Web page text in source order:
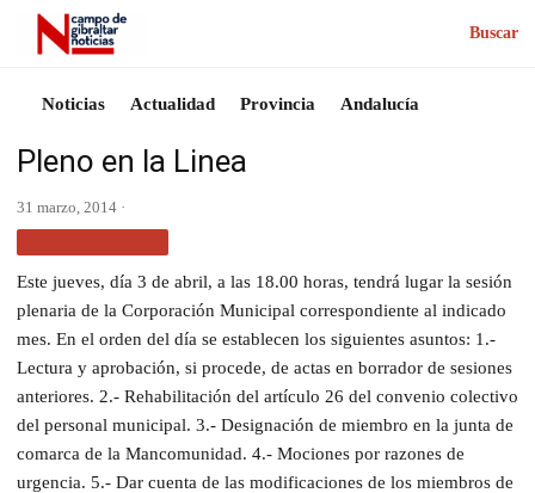
Buscar
Noticias Actualidad Provincia Andalucía
Pleno en la Linea
31 marzo, 2014 ·
Este jueves, día 3 de abril, a las 18.00 horas, tendrá lugar la sesión
plenaria de la Corporación Municipal correspondiente al indicado
mes. En el orden del día se establecen los siguientes asuntos: 1.-
Lectura y aprobación, si procede, de actas en borrador de sesiones
anteriores. 2.- Rehabilitación del artículo 26 del convenio colectivo
del personal municipal. 3.- Designación de miembro en la junta de
comarca de la Mancomunidad. 4.- Mociones por razones de
urgencia. 5.- Dar cuenta de las modificaciones de los miembros de